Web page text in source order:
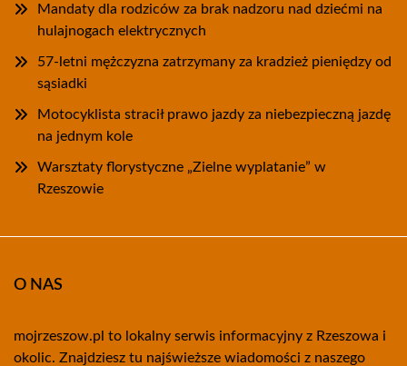
Mandaty dla rodziców za brak nadzoru nad dziećmi na
hulajnogach elektrycznych
57-letni mężczyzna zatrzymany za kradzież pieniędzy od
sąsiadki
Motocyklista stracił prawo jazdy za niebezpieczną jazdę
na jednym kole
Warsztaty florystyczne „Zielne wyplatanie” w
Rzeszowie
O NAS
mojrzeszow.pl to lokalny serwis informacyjny z Rzeszowa i
okolic. Znajdziesz tu najświeższe wiadomości z naszego